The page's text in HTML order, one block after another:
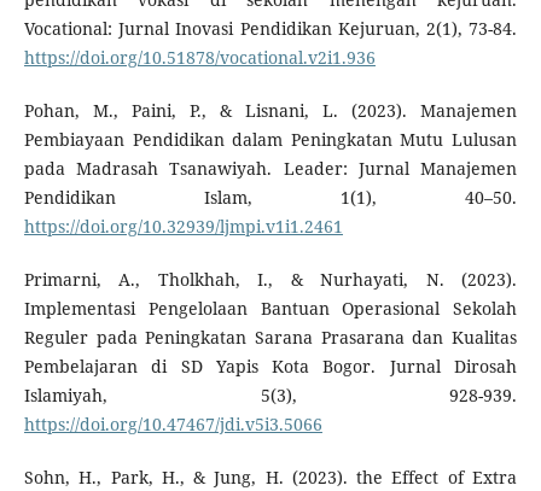
Vocational: Jurnal Inovasi Pendidikan Kejuruan, 2(1), 73-84.
https://doi.org/10.51878/vocational.v2i1.936
Pohan, M., Paini, P., & Lisnani, L. (2023). Manajemen
Pembiayaan Pendidikan dalam Peningkatan Mutu Lulusan
pada Madrasah Tsanawiyah. Leader: Jurnal Manajemen
Pendidikan Islam, 1(1), 40–50.
https://doi.org/10.32939/ljmpi.v1i1.2461
Primarni, A., Tholkhah, I., & Nurhayati, N. (2023).
Implementasi Pengelolaan Bantuan Operasional Sekolah
Reguler pada Peningkatan Sarana Prasarana dan Kualitas
Pembelajaran di SD Yapis Kota Bogor. Jurnal Dirosah
Islamiyah, 5(3), 928-939.
https://doi.org/10.47467/jdi.v5i3.5066
Sohn, H., Park, H., & Jung, H. (2023). the Effect of Extra